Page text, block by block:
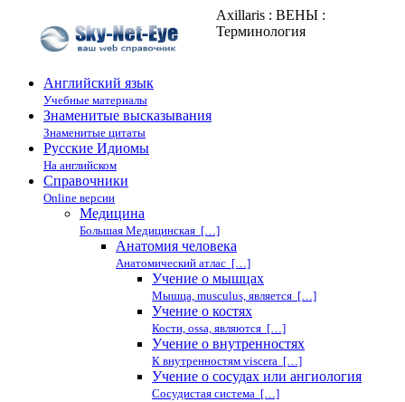
Axillaris : ВЕНЫ :
Терминология
Английский язык
Учебные материалы
Знаменитые высказывания
Знаменитые цитаты
Русские Идиомы
На английском
Справочники
Online версии
Медицина
Большая Медицинская […]
Анатомия человека
Анатомический атлас […]
Учение о мышцах
Мышца, musculus, является […]
Учение о костях
Кости, ossa, являются […]
Учение о внутренностях
К внутренностям viscera […]
Учение о сосудах или ангиология
Сосудистая система […]